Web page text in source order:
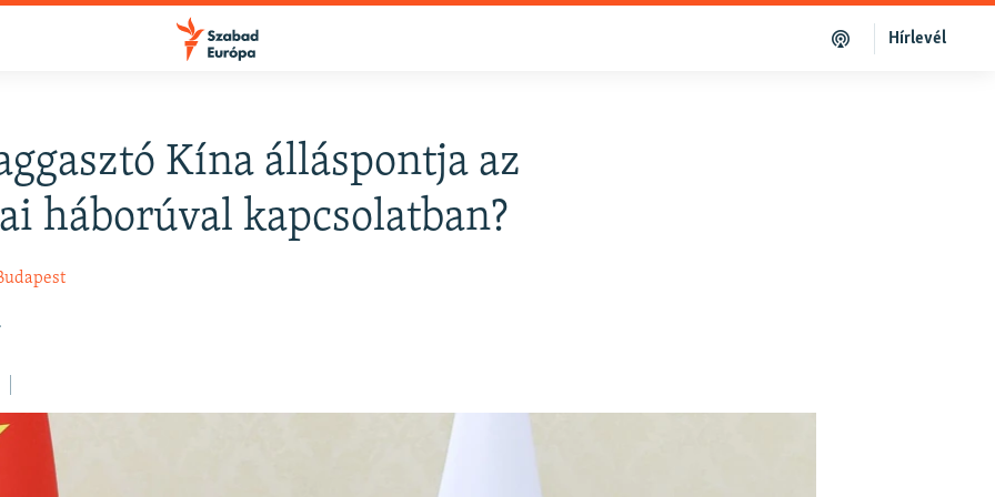
Hírlevél
Kína álláspontja az
háborúval kapcsolatban?
FELIRATKOZÁS